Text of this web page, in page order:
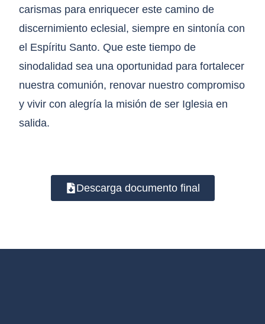
carismas para enriquecer este camino de
discernimiento eclesial, siempre en sintonía con
el Espíritu Santo. Que este tiempo de
sinodalidad sea una oportunidad para fortalecer
nuestra comunión, renovar nuestro compromiso
y vivir con alegría la misión de ser Iglesia en
salida.
Descarga documento final